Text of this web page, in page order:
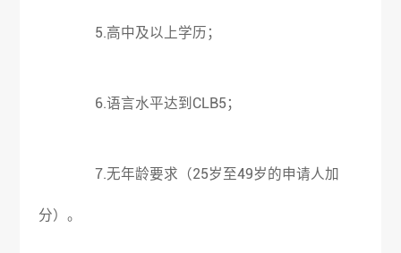
5.高中及以上学历；
6.语言水平达到CLB5；
7.无年龄要求（25岁至49岁的申请人加
分）。